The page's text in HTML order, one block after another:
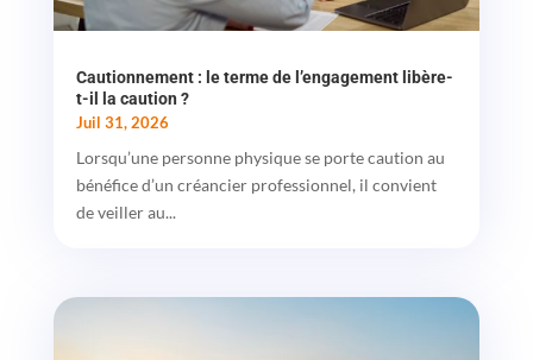
Cautionnement : le terme de l’engagement libère-
t-il la caution ?
Juil 31, 2026
Lorsqu’une personne physique se porte caution au
bénéfice d’un créancier professionnel, il convient
de veiller au...